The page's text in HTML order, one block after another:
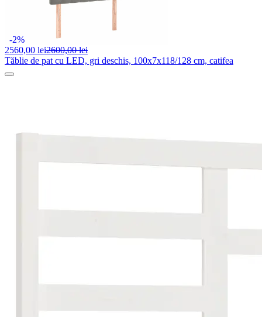
-2%
2560,00 lei2600,00 lei
Tăblie de pat cu LED, gri deschis, 100x7x118/128 cm, catifea